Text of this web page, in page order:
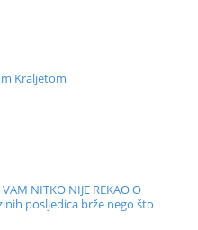
Kraljetom
NITKO NIJE REKAO O
posljedica brže nego što